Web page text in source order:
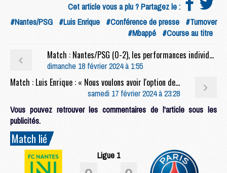
Cet article vous a plu ? Partagez le :
#Nantes/PSG #Luis Enrique #Conférence de presse #Turnover
#Mbappé #Course au titre
Match : Nantes/PSG (0-2), les performances individuelles
dimanche 18 février 2024 à 1:55
Match : Luis Enrique : « Nous voulons avoir l'option de débuter avec tous les joueurs »
samedi 17 février 2024 à 23:28
Vous pouvez retrouver les commentaires de l'article sous les
publicités.
Match lié
Ligue 1